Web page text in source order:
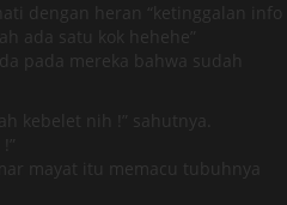
dengan heran “ketinggalan info
ada satu kok hehehe”
pada mereka bahwa sudah
kebelet nih !” sahutnya.
mayat itu memacu tubuhnya